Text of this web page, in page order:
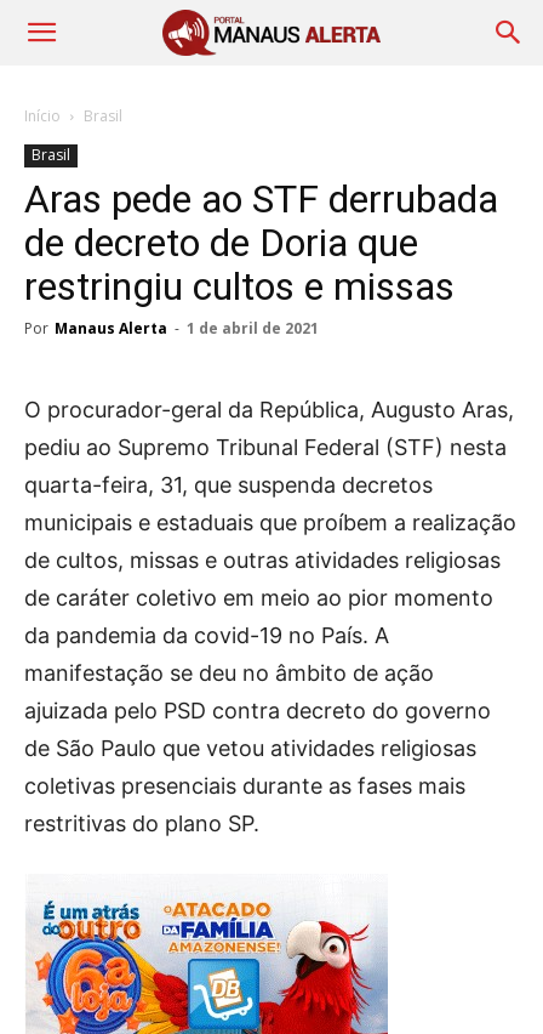
Início
Brasil
Brasil
Aras pede ao STF derrubada
de decreto de Doria que
restringiu cultos e missas
Por Manaus Alerta - 1 de abril de 2021
O procurador-geral da República, Augusto Aras,
pediu ao Supremo Tribunal Federal (STF) nesta
quarta-feira, 31, que suspenda decretos
municipais e estaduais que proíbem a realização
de cultos, missas e outras atividades religiosas
de caráter coletivo em meio ao pior momento
da pandemia da covid-19 no País. A
manifestação se deu no âmbito de ação
ajuizada pelo PSD contra decreto do governo
de São Paulo que vetou atividades religiosas
coletivas presenciais durante as fases mais
restritivas do plano SP.